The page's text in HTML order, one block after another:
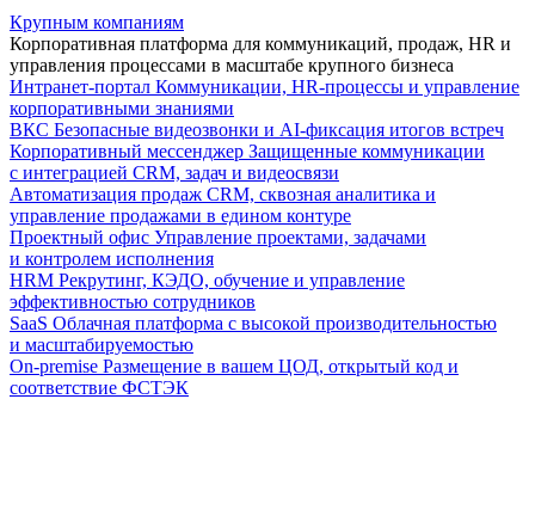
Крупным компаниям
Корпоративная платформа для коммуникаций, продаж, HR и
управления процессами в масштабе крупного бизнеса
Интранет-портал Коммуникации, HR-процессы и управление
корпоративными знаниями
ВКС Безопасные видеозвонки и AI-фиксация итогов встреч
Корпоративный мессенджер Защищенные коммуникации
с интеграцией CRM, задач и видеосвязи
Автоматизация продаж CRM, сквозная аналитика и
управление продажами в едином контуре
Проектный офис Управление проектами, задачами
и контролем исполнения
HRM Рекрутинг, КЭДО, обучение и управление
эффективностью сотрудников
SaaS Облачная платформа с высокой производительностью
и масштабируемостью
On-premise Размещение в вашем ЦОД, открытый код и
соответствие ФСТЭК